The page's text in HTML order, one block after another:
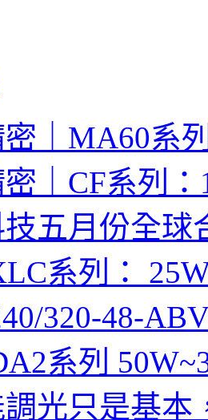
｜MA60系
｜CF系列：
五月份全球
系列：
320-48-
系列
調光只是基本